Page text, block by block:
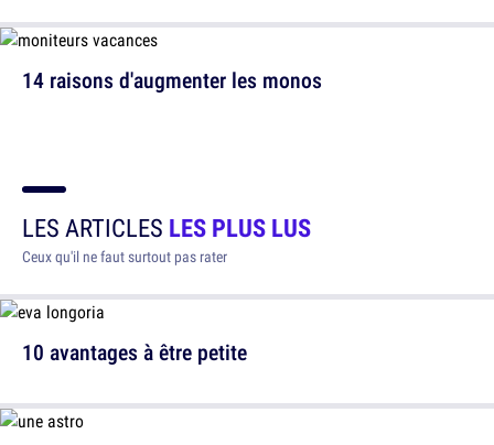
14 raisons d'augmenter les monos
LES ARTICLES LES PLUS LUS
Ceux qu'il ne faut surtout pas rater
10 avantages à être petite